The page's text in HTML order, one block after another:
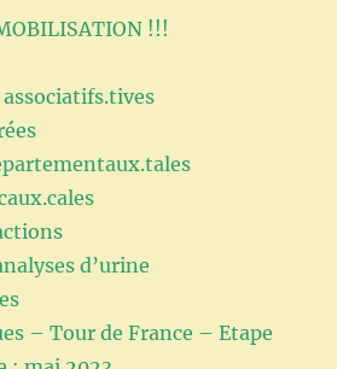
!!!
associatifs.tives
d’urine
– Tour de France – Etape